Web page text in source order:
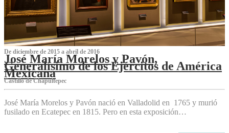
De diciembre de 2015 a abril de 2016
José María Morelos y Pavón,
Generalísimo de los Ejércitos de América
Mexicana
C‌astillo de Chapultepec
José María Morelos y Pavón nació en Valladolid en 1765 y murió
fusilado en Ecatepec en 1815. Pero en esta exposición…